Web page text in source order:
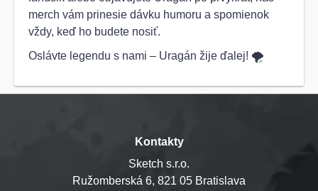
merch vám prinesie dávku humoru a spomienok
vždy, keď ho budete nosiť.
Oslávte legendu s nami – Uragán žije ďalej! 🌪️
Kontakty
Sketch s.r.o.
Ružomberská 6, 821 05 Bratislava